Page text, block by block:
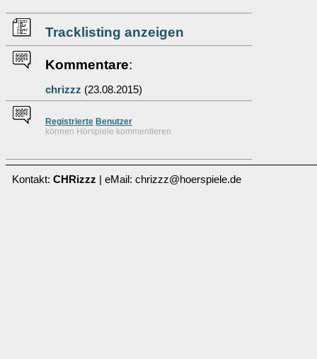
Tracklisting anzeigen
Kommentare:
chrizzz (23.08.2015)
Registrierte Benutzer
können Hörspiele kommentieren
Kontakt: CHRizzz | eMail: chrizzz@hoerspiele.de